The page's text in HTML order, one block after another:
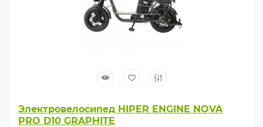
Электровелосипед HIPER ENGINE NOVA
PRO D10 GRAPHITE